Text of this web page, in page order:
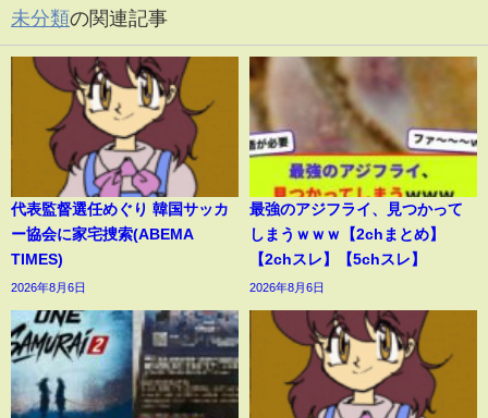
未分類の関連記事
代表監督選任めぐり 韓国サッカ
ー協会に家宅捜索(ABEMA
TIMES)
2026年8月6日
最強のアジフライ、見つかって
しまうｗｗｗ【2chまとめ】
【2chスレ】【5chスレ】
2026年8月6日